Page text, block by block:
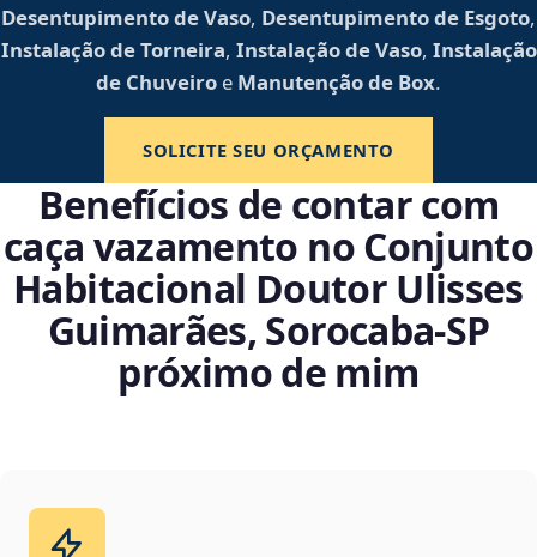
Desentupimento de Vaso, Desentupimento de Esgoto,
Instalação de Torneira, Instalação de Vaso, Instalação
de Chuveiro e Manutenção de Box.
SOLICITE SEU ORÇAMENTO
Benefícios de contar com
caça vazamento no Conjunto
Habitacional Doutor Ulisses
Guimarães, Sorocaba‑SP
próximo de mim